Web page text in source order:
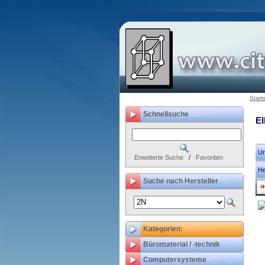
Schnellsuche
Erweiterte Suche / Favoriten
Suche nach Hersteller
Kategorien:
Büromaterial / -technik
Computersysteme